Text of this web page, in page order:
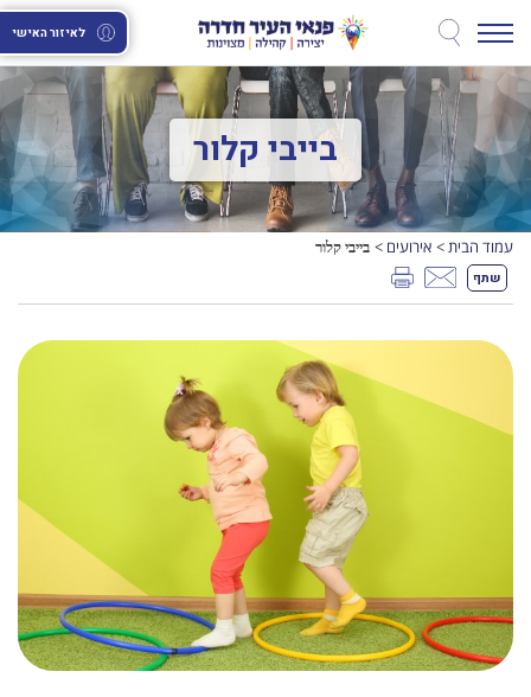
לאיזור האישי
בייבי קלור
עמוד הבית > אירועים > בייבי קלור
שתף